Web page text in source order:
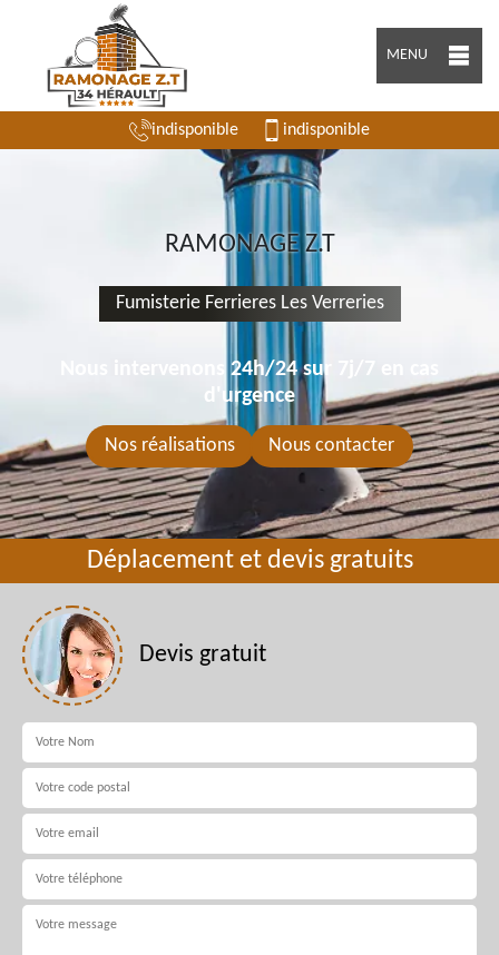
MENU
indisponible indisponible
RAMONAGE Z.T
Fumisterie Ferrieres Les Verreries
Nous intervenons 24h/24 sur 7j/7 en cas
d'urgence
Nos réalisations Nous contacter
Déplacement et devis gratuits
Devis gratuit